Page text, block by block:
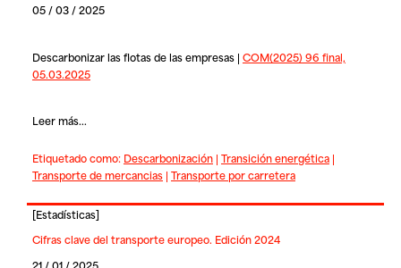
05 / 03 / 2025
Descarbonizar las flotas de las empresas | COM(2025) 96 final,
05.03.2025
Leer más...
Etiquetado como: Descarbonización| Transición energética|
Transporte de mercancias| Transporte por carretera
[Estadísticas]
Cifras clave del transporte europeo. Edición 2024
21 / 01 / 2025